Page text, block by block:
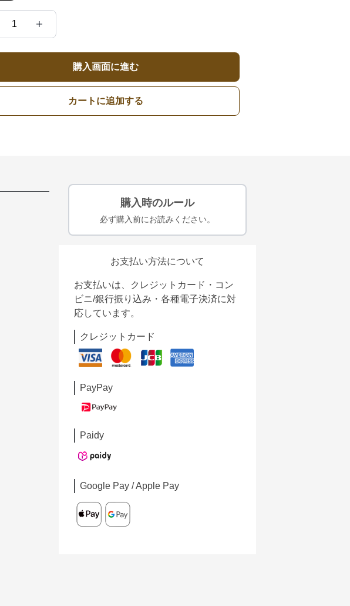
1
購入画面に進む
カートに追加する
購入時のルール
必ず購入前にお読みください。
お支払い方法について
お支払いは、クレジットカード・コン
ビニ/銀行振り込み・各種電子決済に対
応しています。
クレジットカード
PayPay
Paidy
Google Pay / Apple Pay